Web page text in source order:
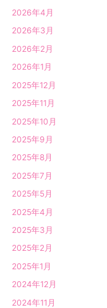
2026年4月
2026年3月
2026年2月
2026年1月
2025年12月
2025年11月
2025年10月
2025年9月
2025年8月
2025年7月
2025年5月
2025年4月
2025年3月
2025年2月
2025年1月
2024年12月
2024年11月